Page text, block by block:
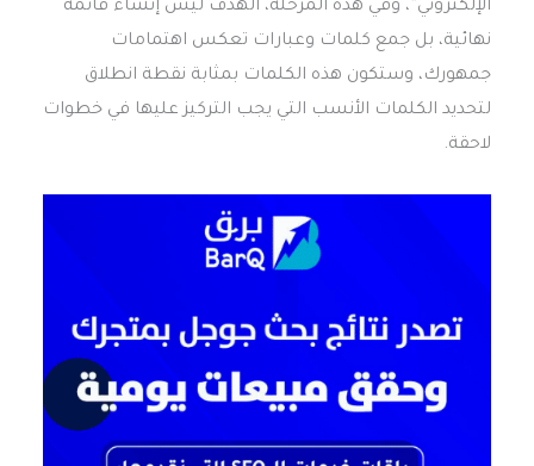
الإلكتروني”، وفي هذه المرحلة، الهدف ليس إنشاء قائمة
نهائية، بل جمع كلمات وعبارات تعكس اهتمامات
جمهورك، وستكون هذه الكلمات بمثابة نقطة انطلاق
لتحديد الكلمات الأنسب التي يجب التركيز عليها في خطوات
لاحقة.